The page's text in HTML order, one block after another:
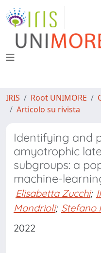
IRIS Root UNIMORE
Articolo su rivista
Identifying and
amyotrophic
subgroups: a
machine-
Elisabetta Zucchi;
Mandrioli; Stefano
2022